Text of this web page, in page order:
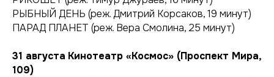
РЫБНЫЙ ДЕНЬ (реж. Дмитрий Корсаков, 19 минут)
ПАРАД ПЛАНЕТ (реж. Вера Смолина, 25 минут)
31 августа Кинотеатр «Космос» (Проспект Мира,
109)